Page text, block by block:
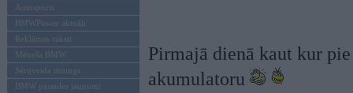
Autosports
BMWPower aktuāli
Reklāmas raksti
Mēneša BMW
Sērijveida tūnings
BMW pasaules jaunumi
Pirmajā dienā kaut kur
akumulatoru